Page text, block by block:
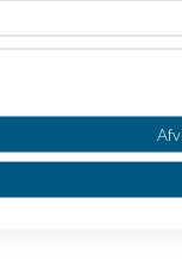
en teknisk
data uanset datas
linksudenfor